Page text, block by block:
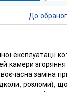
До
експлуатації
камери
заміна
розломи),